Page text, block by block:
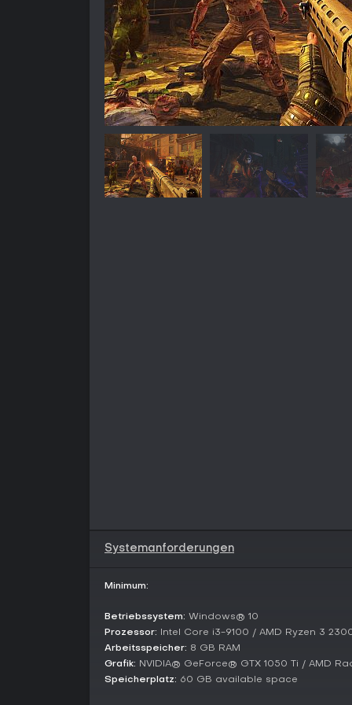
Systemanforderungen
Minimum:
Betriebssystem: Windows® 10
Prozessor: Intel Core i3-9100 / AMD Ryzen 3
Arbeitsspeicher: 8 GB RAM
Grafik: NVIDIA® GeForce® GTX 1050 Ti / AMD
Speicherplatz: 60 GB available space